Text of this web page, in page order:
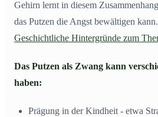
Gehirn lernt in diesem
das Putzen die Angst bewältigen
Geschichtliche Hintergründe zum
Das Putzen als Zwang kann
haben:
Prägung in der Kindheit - etwa